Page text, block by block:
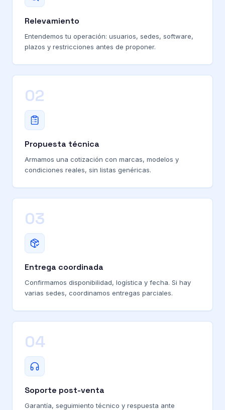
Relevamiento
Entendemos tu operación: usuarios, sedes, software,
plazos y restricciones antes de proponer.
02
Propuesta técnica
Armamos una cotización con marcas, modelos y
condiciones reales, sin listas genéricas.
03
Entrega coordinada
Confirmamos disponibilidad, logística y fecha. Si hay
varias sedes, coordinamos entregas parciales.
04
Soporte post-venta
Garantía, seguimiento técnico y respuesta ante